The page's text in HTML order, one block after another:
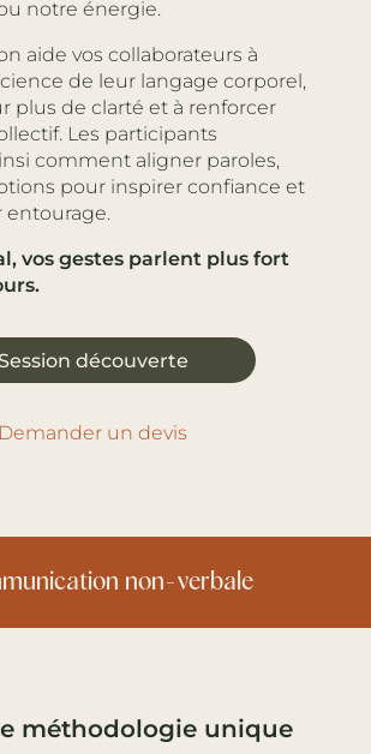
notre énergie.
aide vos collaborateurs à
de leur langage corporel,
plus de clarté et à renforcer
Les participants
comment aligner paroles,
pour inspirer confiance et
entourage.
vos gestes parlent plus fort
découverte
Demander un devis
Autorité
méthodologie unique